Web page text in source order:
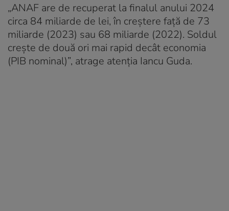
„ANAF are de recuperat la finalul anului 2024
circa 84 miliarde de lei, în creștere față de 73
miliarde (2023) sau 68 miliarde (2022). Soldul
crește de două ori mai rapid decât economia
(PIB nominal)”, atrage atenția Iancu Guda.